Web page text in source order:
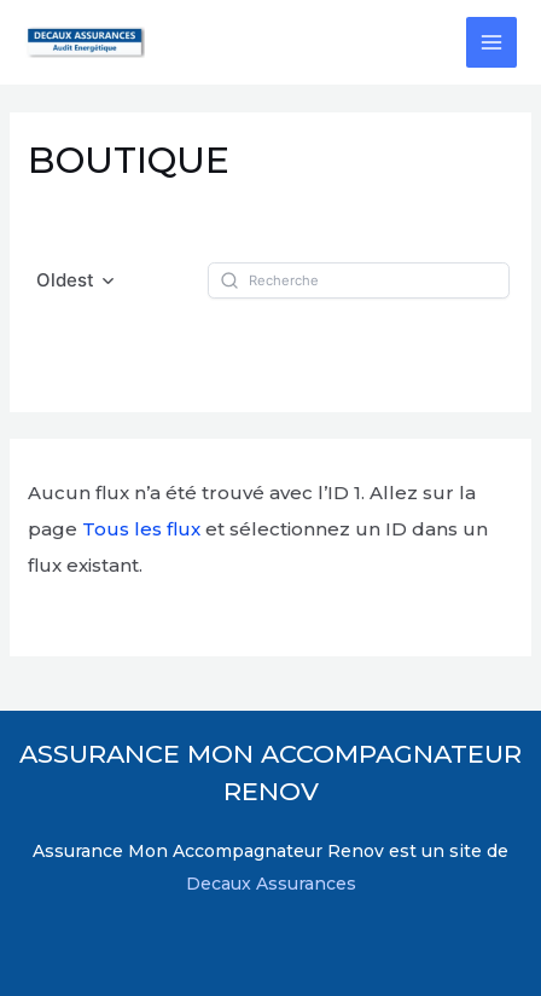
BOUTIQUE
Oldest
Aucun flux n’a été trouvé avec l’ID 1. Allez sur la
page Tous les flux et sélectionnez un ID dans un
flux existant.
ASSURANCE MON ACCOMPAGNATEUR
RENOV
Assurance Mon Accompagnateur Renov est un site de
Decaux Assurances